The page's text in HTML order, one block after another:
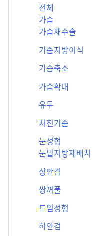
전체
가슴
가슴재수술
가슴지방이식
가슴축소
가슴확대
유두
처진가슴
눈성형
눈밑지방재배치
상안검
쌍꺼풀
트임성형
하안검